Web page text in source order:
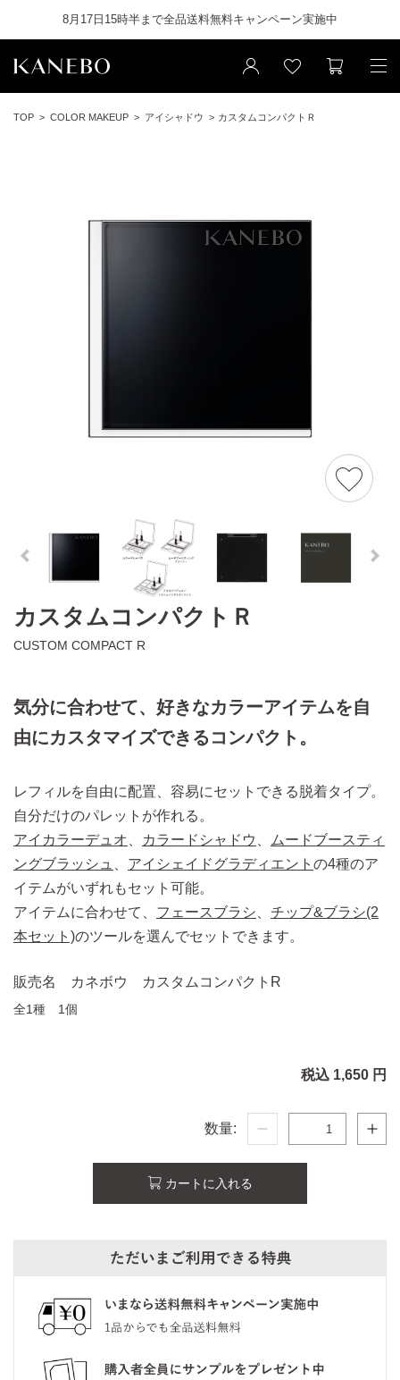
8月17日15時半まで全品送料無料キャンペーン実施中
TOP COLOR MAKEUP アイシャドウ カスタムコンパクトＲ
カスタムコンパクトＲ
CUSTOM COMPACT R
気分に合わせて、好きなカラーアイテムを自
由にカスタマイズできるコンパクト。
レフィルを自由に配置、容易にセットできる脱着タイプ。
自分だけのパレットが作れる。
アイカラーデュオ
カラードシャドウ
ムードブースティ
ングブラッシュ
アイシェイドグラディエント の4種のア
イテムがいずれもセット可能。
アイテムに合わせて、 フェースブラシ
チップ&ブラシ(2
本セット)のツールを選んでセットできます。
販売名 カネボウ カスタムコンパクトR
全1種 1個
税込 1,650 円
数量:
カートに入れる